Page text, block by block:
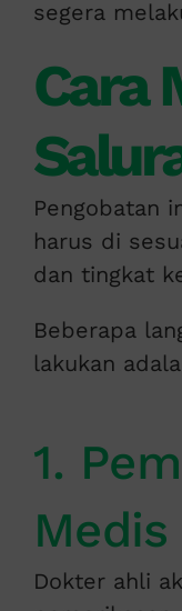
segera
Cara
Pengobatan
harus di
dan tingkat
Beberapa
lakukan
1.
Medis
Dokter ahli